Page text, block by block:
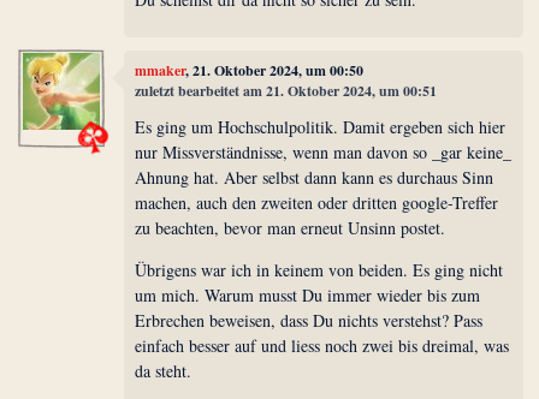
mmaker, 21. Oktober 2024, um 00:50
zuletzt bearbeitet am 21. Oktober 2024, um 00:51
Es ging um Hochschulpolitik. Damit ergeben sich hier
nur Missverständnisse, wenn man davon so _gar keine_
Ahnung hat. Aber selbst dann kann es durchaus Sinn
machen, auch den zweiten oder dritten google-Treffer
zu beachten, bevor man erneut Unsinn postet.
Übrigens war ich in keinem von beiden. Es ging nicht
um mich. Warum musst Du immer wieder bis zum
Erbrechen beweisen, dass Du nichts verstehst? Pass
einfach besser auf und liess noch zwei bis dreimal, was
da steht.